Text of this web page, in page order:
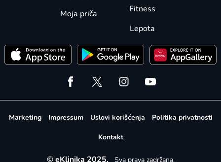
Moja priča
Fitness
Lepota
Marketing Impressum Uslovi korišćenja Politika privatnosti
Kontakt
© eKlinika 2025. Sva prava zadržana.